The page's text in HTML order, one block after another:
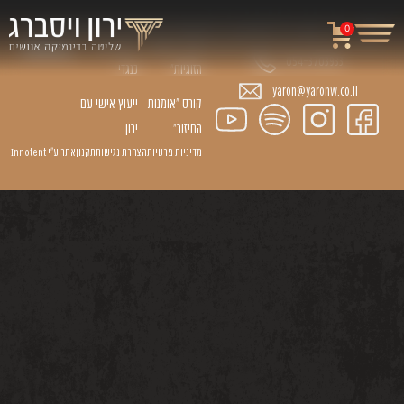
0 קורסים
קורס "יסודות
הזוגיות״
קורס ״אומנות
החיזור״
הרצאות
הרצאת עזר
כנגדי
ייעוץ אישי עם
ירון
ניווט
באתר
מדיניות פרטיותהצהרת נגישותתקנוןאתר ע״י Innotent
054-3703933
yaron@yaronw.co.il